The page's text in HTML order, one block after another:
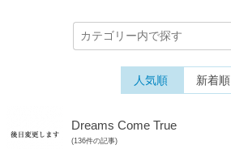
人気順 新着順
Dreams Come True
(136件の記事)